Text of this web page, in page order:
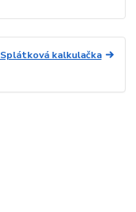
Splátková kalkulačka